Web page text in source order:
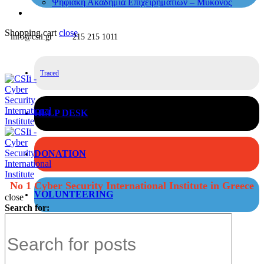
Ψηφιακή Ακαδημία Επιχειρηματιών – Μύκονος
Shopping cart close
info@csii.gr 215 215 1011
Traced
HELP DESK
DONATION
VOLUNTEERING
No 1 Cyber Security International Institute in Greece
close
Search for: